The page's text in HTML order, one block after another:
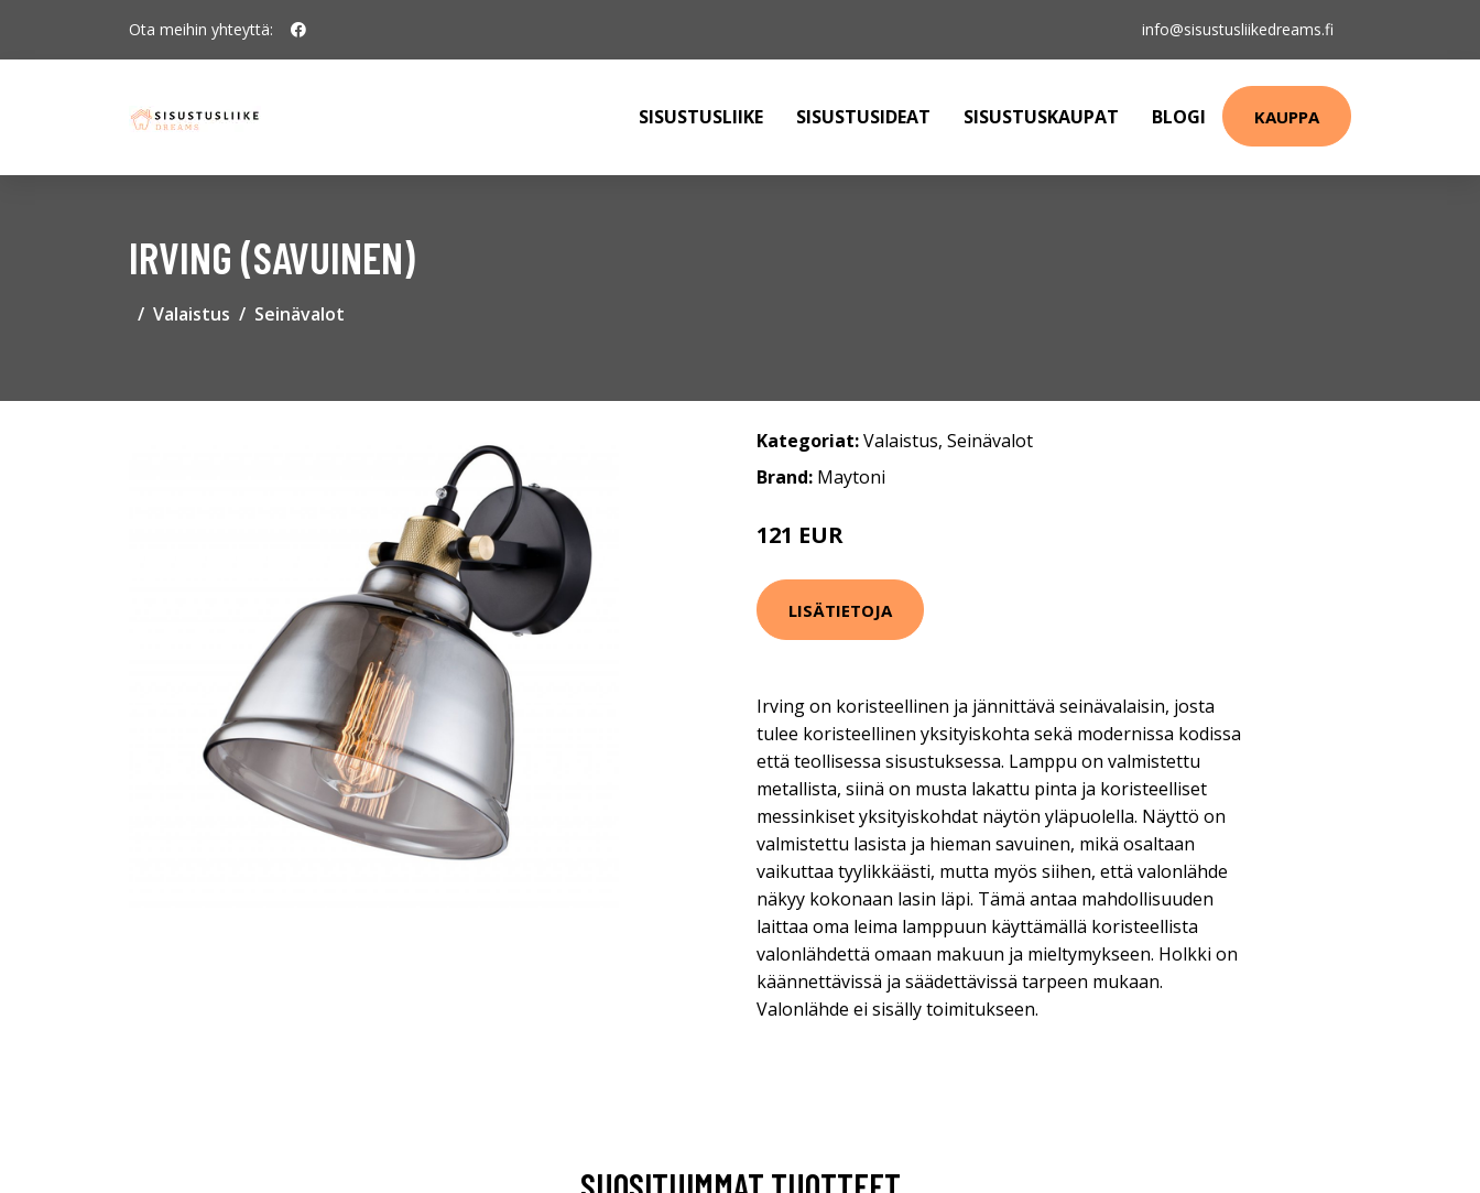
Ota meihin yhteyttä: info@sisustusliikedreams.fi
SISUSTUSLIIKE SISUSTUSIDEAT SISUSTUSKAUPAT BLOGI KAUPPA
IRVING (SAVUINEN)
Valaistus Seinävalot
Kategoriat:Valaistus, Seinävalot
Brand: Maytoni
121 EUR
LISÄTIETOJA
Irving on koristeellinen ja jännittävä seinävalaisin, josta
tulee koristeellinen yksityiskohta sekä modernissa kodissa
että teollisessa sisustuksessa. Lamppu on valmistettu
metallista, siinä on musta lakattu pinta ja koristeelliset
messinkiset yksityiskohdat näytön yläpuolella. Näyttö on
valmistettu lasista ja hieman savuinen, mikä osaltaan
vaikuttaa tyylikkäästi, mutta myös siihen, että valonlähde
näkyy kokonaan lasin läpi. Tämä antaa mahdollisuuden
laittaa oma leima lamppuun käyttämällä koristeellista
valonlähdettä omaan makuun ja mieltymykseen. Holkki on
käännettävissä ja säädettävissä tarpeen mukaan.
Valonlähde ei sisälly toimitukseen.